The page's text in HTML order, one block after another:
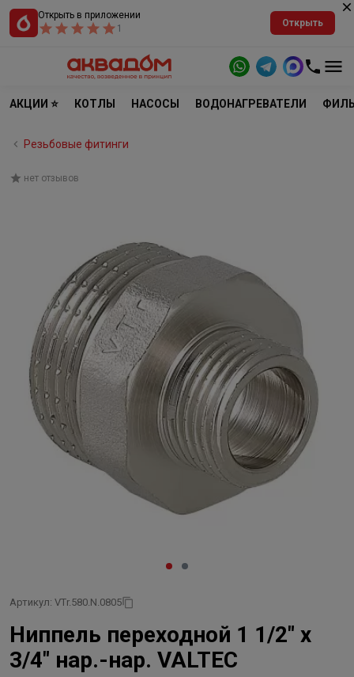
Открыть в приложении
1
Открыть
АКЦИИ ⭐ КОТЛЫ НАСОСЫ ВОДОНАГРЕВАТЕЛИ
Резьбовые фитинги
нет отзывов
Артикул: VTr.580.N.0805
Ниппель переходной 1 1/2" х
3/4" нар.-нар. VALTEC